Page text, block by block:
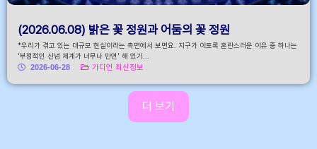
(2026.06.08) 밝은 꽃 정원과 어둠의 꽃 정원
*우리가 겪고 있는 대규모 현실이라는 측면에서 보면요. 지구가 이토록 혼란스러운 이유 중 하나는
'부정적인 신념 체계가 너무나 만연' 해 있기...
2026-06-28
가디언 최신정보
더 보기